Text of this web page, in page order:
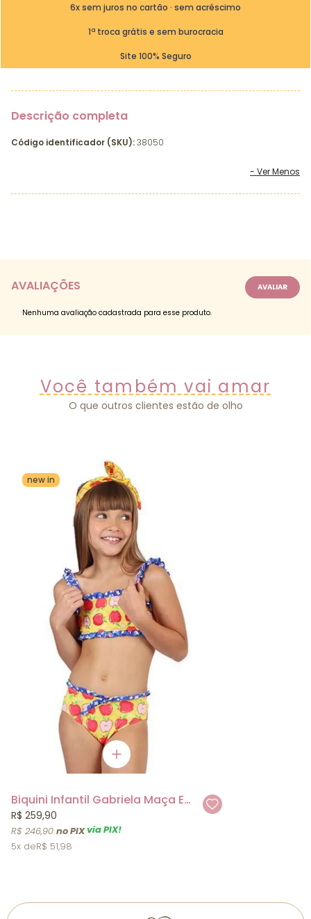
6x sem juros no cartão · sem acréscimo
1ª troca grátis e sem burocracia
Site 100% Seguro
Descrição completa
Código identificador (SKU):38050
AVALIAÇÕES
Nenhuma avaliação cadastrada para esse produto.
Você também vai amar
O que outros clientes estão de olho
new in
Biquini Infantil Gabriela Maça Encantada Siri Kids
R$ 246,90 via PIX!
R$ 259,90
5x R$ 51,98